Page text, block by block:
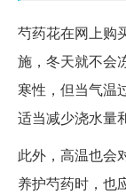
芍药花在网上购
施，冬天就不会
寒性，但当气温
适当减少浇水量
此外，高温也会
养护芍药时，也